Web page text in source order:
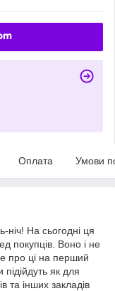
Оплата Умови
На сьогодні ця
покупців. Воно і не
про ці на перший
як для
та інших закладів